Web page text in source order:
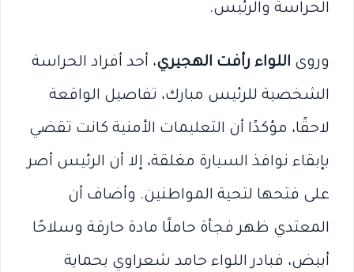
الحراسة والرئيس.
وروى اللواء رأفت الهجيري، أحد أفراد الحراسة
الشخصية للرئيس مبارك، تفاصيل الواقعة
لاحقًا، مؤكدًا أن التعليمات الأمنية كانت تقضي
بإبقاء نوافذ السيارة مغلقة، إلا أن الرئيس أصر
على فتحها لتحية المواطنين. وأضاف أن
المعتدي ظهر فجأة حاملًا مادة حارقة وسلاحًا
أبيض، فبادر اللواء حامد شعراوي بحماية